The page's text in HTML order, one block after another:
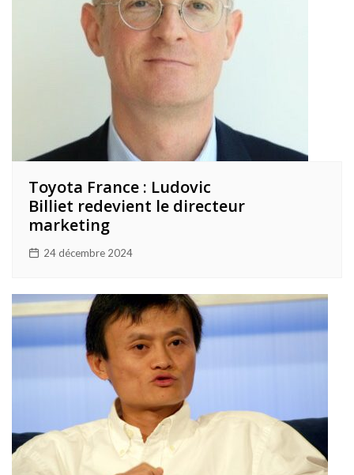
Toyota France : Ludovic
Billiet redevient le directeur
marketing
24 décembre 2024